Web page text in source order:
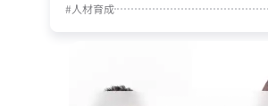
#人材育成